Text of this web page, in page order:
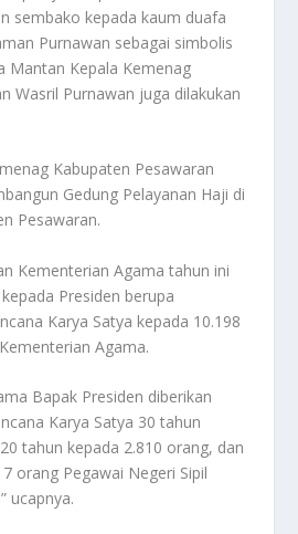
sembako kepada kaum duafa
Purnawan sebagai simbolis
Mantan Kepala Kemenag
Wasril Purnawan juga dilakukan
Kabupaten Pesawaran
Gedung Pelayanan Haji di
Pesawaran.
Kementerian Agama tahun ini
Presiden berupa
Karya Satya kepada 10.198
Agama.
Bapak Presiden diberikan
Karya Satya 30 tahun
tahun kepada 2.810 orang, dan
orang Pegawai Negeri Sipil
ucapnya.